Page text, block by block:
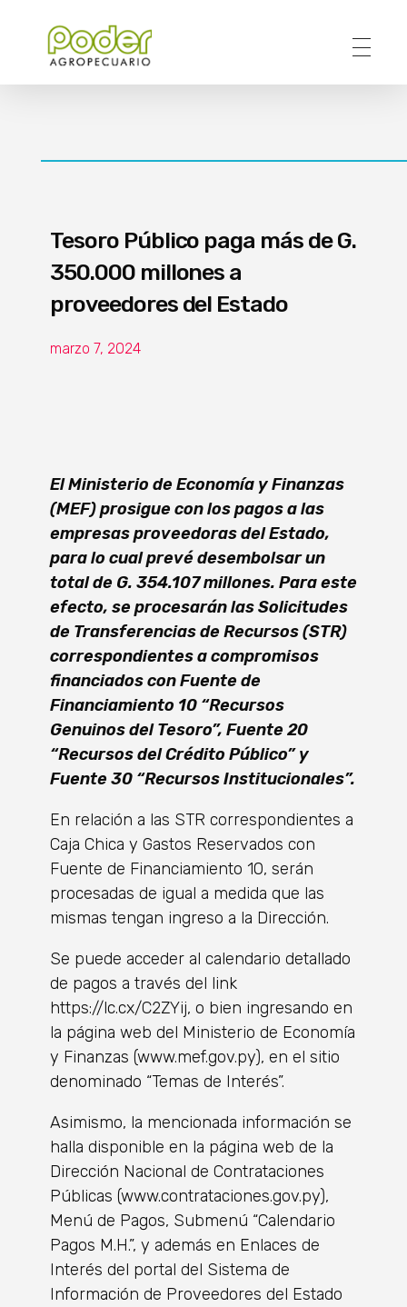
Tesoro Público paga más de G.
350.000 millones a
proveedores del Estado
marzo 7, 2024
El Ministerio de Economía y Finanzas
(MEF) prosigue con los pagos a las
empresas proveedoras del Estado,
para lo cual prevé desembolsar un
total de G. 354.107 millones. Para este
efecto, se procesarán las Solicitudes
de Transferencias de Recursos (STR)
correspondientes a compromisos
financiados con Fuente de
Financiamiento 10 “Recursos
Genuinos del Tesoro”, Fuente 20
“Recursos del Crédito Público” y
Fuente 30 “Recursos Institucionales”.
En relación a las STR correspondientes a
Caja Chica y Gastos Reservados con
Fuente de Financiamiento 10, serán
procesadas de igual a medida que las
mismas tengan ingreso a la Dirección.
Se puede acceder al calendario detallado
de pagos a través del link
https://lc.cx/C2ZYij, o bien ingresando en
la página web del Ministerio de Economía
y Finanzas (www.mef.gov.py), en el sitio
denominado “Temas de Interés”.
Asimismo, la mencionada información se
halla disponible en la página web de la
Dirección Nacional de Contrataciones
Públicas (www.contrataciones.gov.py),
Menú de Pagos, Submenú “Calendario
Pagos M.H.”, y además en Enlaces de
Interés del portal del Sistema de
Información de Proveedores del Estado